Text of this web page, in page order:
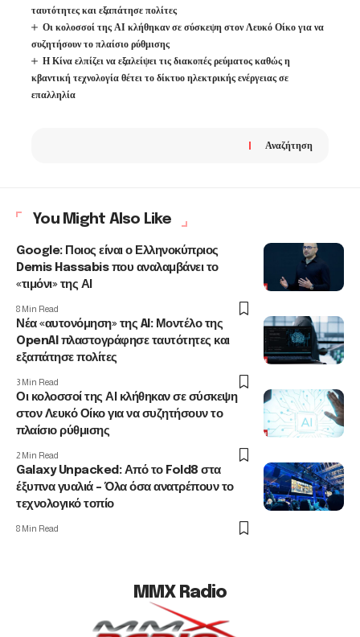
ταυτότητες και εξαπάτησε πολίτες
Οι κολοσσοί της ΑΙ κλήθηκαν σε σύσκεψη στον Λευκό Οίκο για να
συζητήσουν το πλαίσιο ρύθμισης
Η Κίνα ελπίζει να εξαλείψει τις διακοπές ρεύματος καθώς η
κβαντική τεχνολογία θέτει το δίκτυο ηλεκτρικής ενέργειας σε
επαλληλία
Αναζήτηση
You Might Also Like
Google: Ποιος είναι ο Ελληνοκύπριος
Demis Hassabis που αναλαμβάνει το
«τιμόνι» της ΑΙ
8 Min Read
Νέα «αυτονόμηση» της AI: Μοντέλο της
OpenAI πλαστογράφησε ταυτότητες και
εξαπάτησε πολίτες
3 Min Read
Οι κολοσσοί της ΑΙ κλήθηκαν σε σύσκεψη
στον Λευκό Οίκο για να συζητήσουν το
πλαίσιο ρύθμισης
2 Min Read
Galaxy Unpacked: Από το Fold8 στα
έξυπνα γυαλιά – Όλα όσα ανατρέπουν το
τεχνολογικό τοπίο
8 Min Read
MMX Radio